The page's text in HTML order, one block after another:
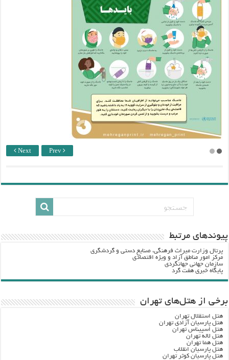
Next Prev
پيوندهاي مرتبط
پرتال وزارت ميراث فرهنگي، صنایع دستی و گردشگري
مرکز امور مناطق آزاد و ویژه اقتصادی
سازمان جهانی جهانگردی
پایگاه خبری هفت گرد
برخی از هتل‌های تهران
هتل استقلال تهران
هتل پارسیان آزادی تهران
هتل اسپیناس تهران
هتل لاله تهران
هتل هما تهران
هتل پارسیان انقلاب
هتل پارسیان کوثر تهران